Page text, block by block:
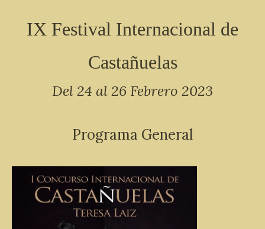
IX Festival Internacional de
Castañuelas
Del 24 al 26 Febrero 2023
Programa General